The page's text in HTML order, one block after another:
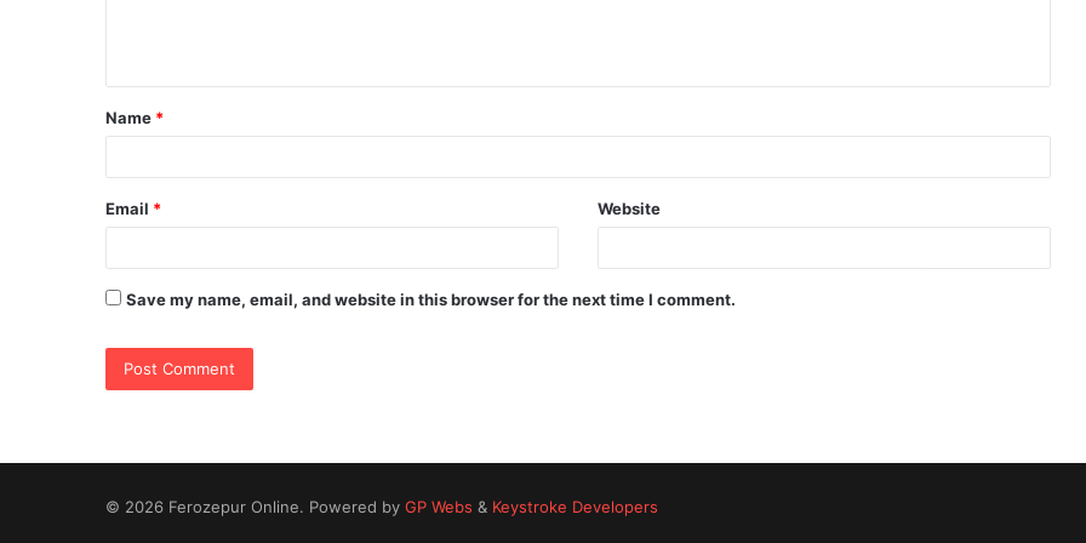
t
*
Name *
Email * Website
Save my name, email, and website in this browser for the next time I comment.
© 2026 Ferozepur Online. Powered by GP Webs & Keystroke Developers